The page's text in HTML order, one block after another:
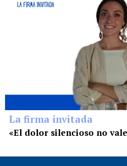
La firma invitada
«El dolor silencioso no